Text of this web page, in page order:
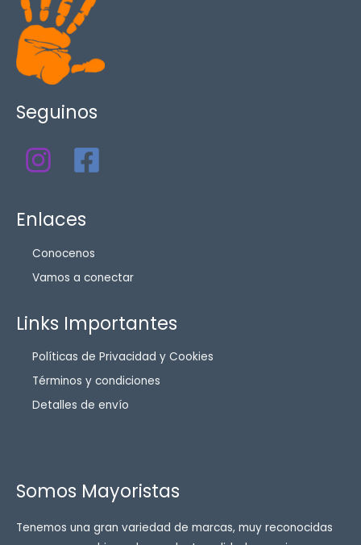
Seguinos
Enlaces
Conocenos
Vamos a conectar
Links Importantes
Políticas de Privacidad y Cookies
Términos y condiciones
Detalles de envío
Somos Mayoristas
Tenemos una gran variedad de marcas, muy reconocidas